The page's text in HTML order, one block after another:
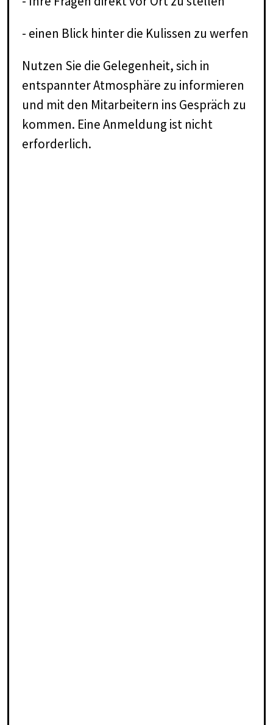
- einen Blick hinter die Kulissen zu werfen
Nutzen Sie die Gelegenheit, sich in
entspannter Atmosphäre zu informieren
und mit den Mitarbeitern ins Gespräch zu
kommen. Eine Anmeldung ist nicht
erforderlich.